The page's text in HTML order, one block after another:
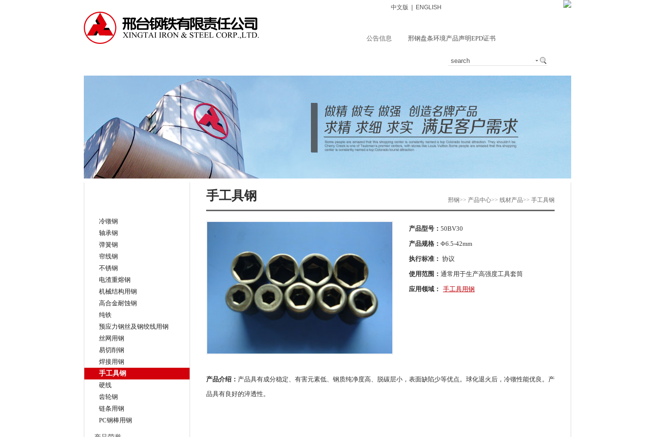
中文版 ENGLISH
公告信息 邢钢盘条环境产品声明EPD证书
冷镦钢
轴承钢
弹簧钢
帘线钢
不锈钢
电渣重熔钢
机械结构用钢
高合金耐蚀钢
纯铁
预应力钢丝及钢绞线用钢
丝网用钢
易切削钢
焊接用钢
手工具钢
硬线
齿轮钢
链条用钢
PC钢棒用钢
手工具钢 邢钢>> 产品中心>> 线材产品>> 手工具钢
产品型号： 50BV30
产品规格： Φ6.5-42mm
执行标准： 协议
使用范围： 通常用于生产高强度工具套筒
应用领域： 手工具用钢
产品介绍： 产品具有成分稳定、有害元素低、钢质纯净度高、脱碳层小，表面缺陷少等优点。球化退火后，冷镦性能优良。产
品具有良好的淬透性。